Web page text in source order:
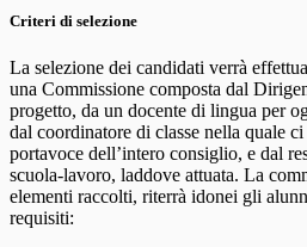
Criteri di selezione
La selezione dei candidati verrà
una Commissione composta dal
progetto, da un docente di lingua per
dal coordinatore di classe nella quale
portavoce dell’intero consiglio, e dal
scuola-lavoro, laddove attuata. La
elementi raccolti, riterrà idonei gli
requisiti: